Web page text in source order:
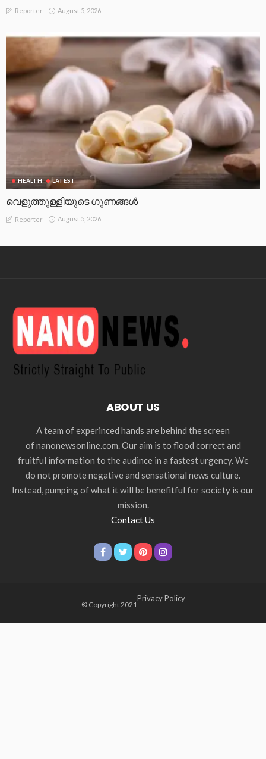
Reporter August 5, 2026
HEALTH LATEST
വെളുത്തുള്ളിയുടെ ഗുണങ്ങൾ
Reporter August 5, 2026
ABOUT US
A team of experinced hands are behind the screen
of nanonewsonline.com. Our aim is to flood correct and
fruitful information to the audince in a fastest urgency. We
do not promote negative and sensational news culture.
Instead, pumping of what it will be benefitful for society is our
mission.
Contact Us
© Copyright 2021
Privacy Policy